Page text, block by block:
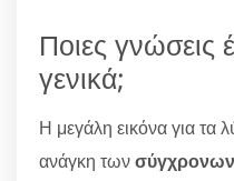
Ποιες γνώσεις
γενικά;
Η μεγάλη εικόνα για τα
ανάγκη των